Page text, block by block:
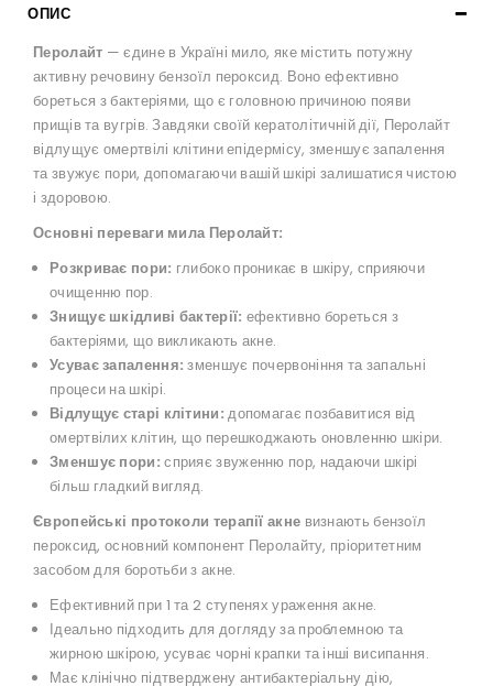
ОПИС
Перолайт — єдине в Україні мило, яке містить потужну
активну речовину бензоїл пероксид. Воно ефективно
бореться з бактеріями, що є головною причиною появи
прищів та вугрів. Завдяки своїй кератолітичній дії, Перолайт
відлущує омертвілі клітини епідермісу, зменшує запалення
та звужує пори, допомагаючи вашій шкірі залишатися чистою
і здоровою.
Основні переваги мила Перолайт:
Розкриває пори: глибоко проникає в шкіру, сприяючи
очищенню пор.
Знищує шкідливі бактерії: ефективно бореться з
бактеріями, що викликають акне.
Усуває запалення: зменшує почервоніння та запальні
процеси на шкірі.
Відлущує старі клітини: допомагає позбавитися від
омертвілих клітин, що перешкоджають оновленню шкіри.
Зменшує пори: сприяє звуженню пор, надаючи шкірі
більш гладкий вигляд.
Європейські протоколи терапії акне визнають бензоїл
пероксид, основний компонент Перолайту, пріоритетним
засобом для боротьби з акне.
Ефективний при 1 та 2 ступенях ураження акне.
Ідеально підходить для догляду за проблемною та
жирною шкірою, усуває чорні крапки та інші висипання.
Має клінічно підтверджену антибактеріальну дію,